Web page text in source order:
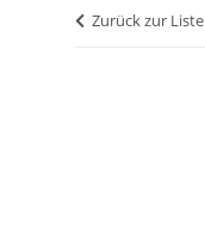
Zurück zur Liste